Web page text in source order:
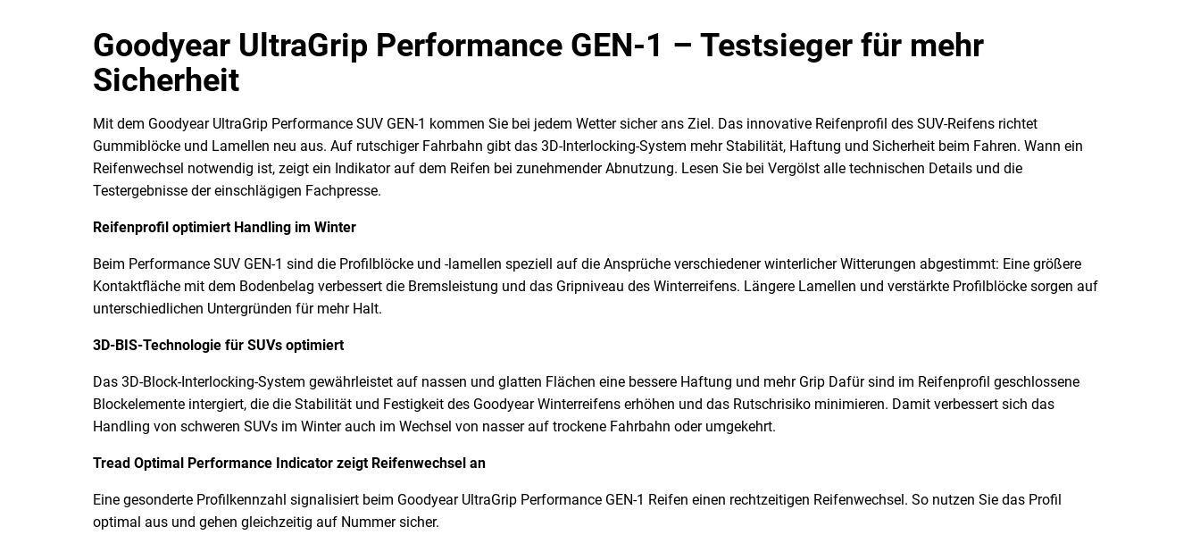
Goodyear UltraGrip Performance GEN-1 – Testsieger für mehr
Sicherheit
Mit dem Goodyear UltraGrip Performance SUV GEN-1 kommen Sie bei jedem Wetter sicher ans Ziel. Das innovative Reifenprofil des SUV-Reifens richtet
Gummiblöcke und Lamellen neu aus. Auf rutschiger Fahrbahn gibt das 3D-Interlocking-System mehr Stabilität, Haftung und Sicherheit beim Fahren. Wann ein
Reifenwechsel notwendig ist, zeigt ein Indikator auf dem Reifen bei zunehmender Abnutzung. Lesen Sie bei Vergölst alle technischen Details und die
Testergebnisse der einschlägigen Fachpresse.
Reifenprofil optimiert Handling im Winter
Beim Performance SUV GEN-1 sind die Profilblöcke und -lamellen speziell auf die Ansprüche verschiedener winterlicher Witterungen abgestimmt: Eine größere
Kontaktfläche mit dem Bodenbelag verbessert die Bremsleistung und das Gripniveau des Winterreifens. Längere Lamellen und verstärkte Profilblöcke sorgen auf
unterschiedlichen Untergründen für mehr Halt.
3D-BIS-Technologie für SUVs optimiert
Das 3D-Block-Interlocking-System gewährleistet auf nassen und glatten Flächen eine bessere Haftung und mehr Grip Dafür sind im Reifenprofil geschlossene
Blockelemente intergiert, die die Stabilität und Festigkeit des Goodyear Winterreifens erhöhen und das Rutschrisiko minimieren. Damit verbessert sich das
Handling von schweren SUVs im Winter auch im Wechsel von nasser auf trockene Fahrbahn oder umgekehrt.
Tread Optimal Performance Indicator zeigt Reifenwechsel an
Eine gesonderte Profilkennzahl signalisiert beim Goodyear UltraGrip Performance GEN-1 Reifen einen rechtzeitigen Reifenwechsel. So nutzen Sie das Profil
optimal aus und gehen gleichzeitig auf Nummer sicher.